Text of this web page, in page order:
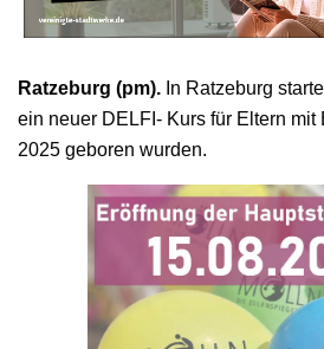
Ratzeburg (pm). In Ratzeburg
ein neuer DELFI- Kurs für Eltern
2025 geboren wurden.